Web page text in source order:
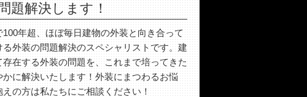
題解決します！
年超、ほぼ毎日建物の外装と向き合って
外装の問題解決のスペシャリストです。建
在する外装の問題を、これまで培ってきた
に解決いたします！外装にまつわるお悩
の方は私たちにご相談ください！